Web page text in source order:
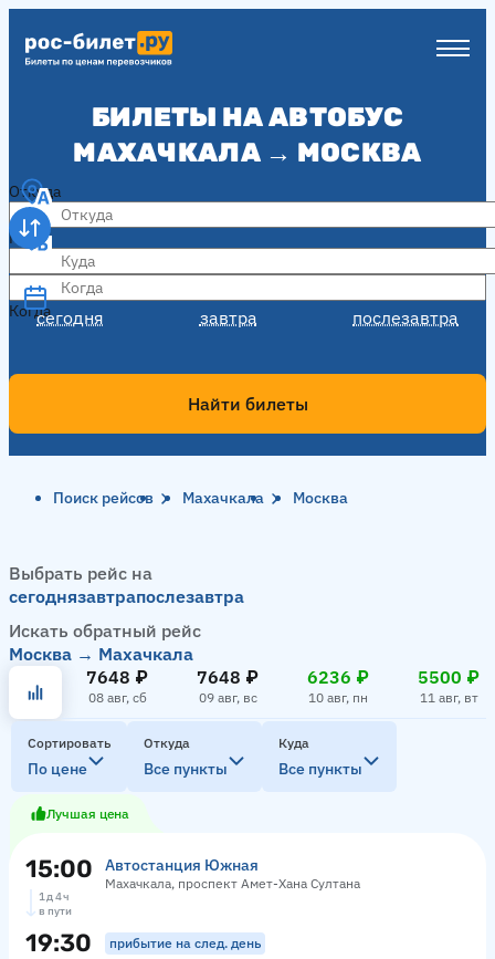
БИЛЕТЫ НА АВТОБУС
МАХАЧКАЛА → МОСКВА
Откуда
Куда
Когда
сегодня завтра послезавтра
Когда
Найти билеты
Поиск рейсов Махачкала Москва
Выбрать рейс на
сегоднязавтрапослезавтра
Искать обратный рейс
Москва → Махачкала
7648 ₽
08 авг, сб
7648 ₽
09 авг, вс
6236 ₽
10 авг, пн
5500 ₽
11 авг, вт
Сортировать
По цене
Откуда
Все пункты
Куда
Все пункты
Лучшая цена
15:00 Автостанция Южная
Махачкала, проспект Амет-Хана Султана
1 д 4 ч
в пути
19:30 прибытие на след. день